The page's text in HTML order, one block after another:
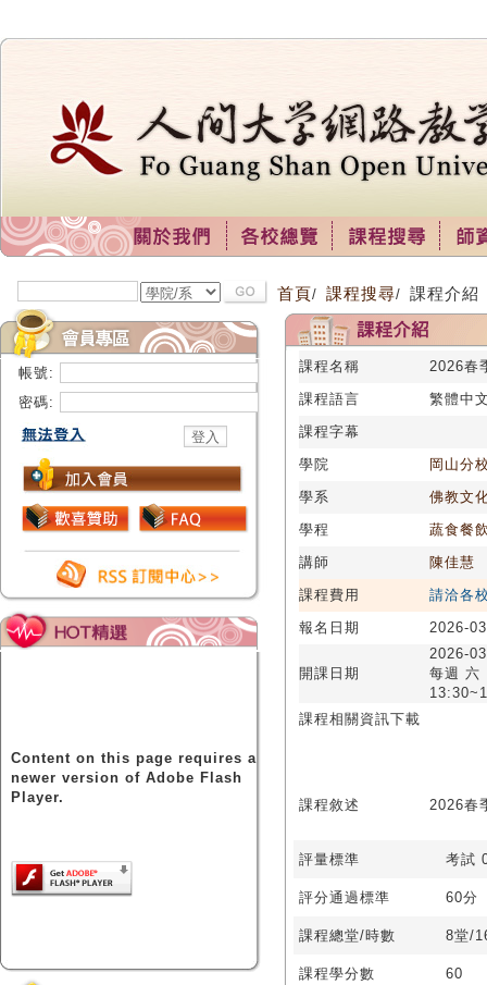
帳號:
密碼:
Content on this page requires a
newer version of Adobe Flash
Player.
首頁/ 課程搜尋/ 課程介紹
課程名稱
2026春
課程語言
繁體中
課程字幕
學院
岡山分
學系
佛教文
學程
蔬食餐
講師
陳佳慧
課程費用
請洽各
報名日期
2026-
開課日期
2026-
每週 六
課程相關資訊下載
課程敘述 2026春
評量標準 考試
評分通過標準 60分
課程總堂/時數 8堂/
課程學分數 60